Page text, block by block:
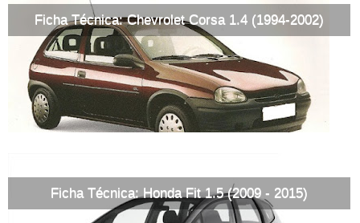
Ficha Técnica: Chevrolet Corsa 1.4 (1994-2002)
Ficha Técnica: Honda Fit 1.5 (2009 - 2015)